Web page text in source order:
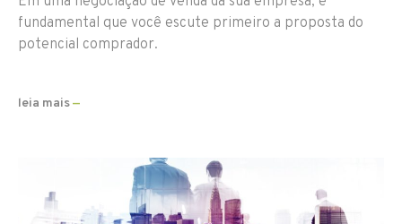
fundamental que você escute primeiro a proposta do
potencial comprador.
leia mais—